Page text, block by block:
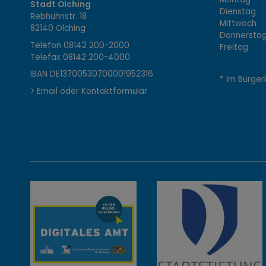
o
n
t
a
k
Stadt Olching
Rebhuhnstr. 18
82140 Olching
Telefon08142 200-2000
Telefax08142 200-4000
IBAN DE13700530700001952316
> Email oder Kontaktformular
Dienstag
Mittwoch
Freitag
* im